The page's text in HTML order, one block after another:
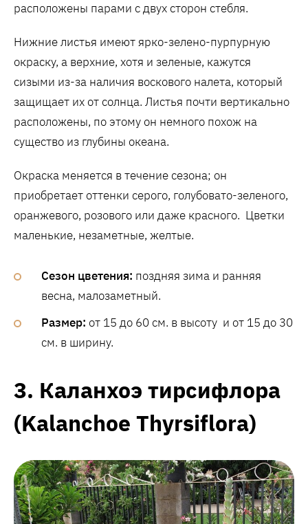
расположены парами с двух сторон стебля.
Нижние листья имеют ярко-зелено-пурпурную
окраску, а верхние, хотя и зеленые, кажутся
сизыми из-за наличия воскового налета, который
защищает их от солнца. Листья почти вертикально
расположены, по этому он немного похож на
существо из глубины океана.
Окраска меняется в течение сезона; он
приобретает оттенки серого, голубовато-зеленого,
оранжевого, розового или даже красного. Цветки
маленькие, незаметные, желтые.
Сезон цветения: поздняя зима и ранняя
весна, малозаметный.
Размер: от 15 до 60 см. в высоту и от 15 до 30
см. в ширину.
3. Каланхоэ тирсифлора
(Kalanchoe Thyrsiflora)